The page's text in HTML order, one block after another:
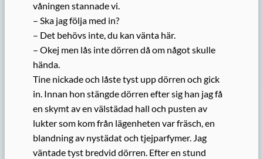
våningen stannade vi.
– Ska jag följa med in?
– Det behövs inte, du kan vänta här.
– Okej men lås inte dörren då om något skulle
hända.
Tine nickade och låste tyst upp dörren och gick
in. Innan hon stängde dörren efter sig han jag få
en skymt av en välstädad hall och pusten av
lukter som kom från lägenheten var fräsch, en
blandning av nystädat och tjejparfymer. Jag
väntade tyst bredvid dörren. Efter en stund